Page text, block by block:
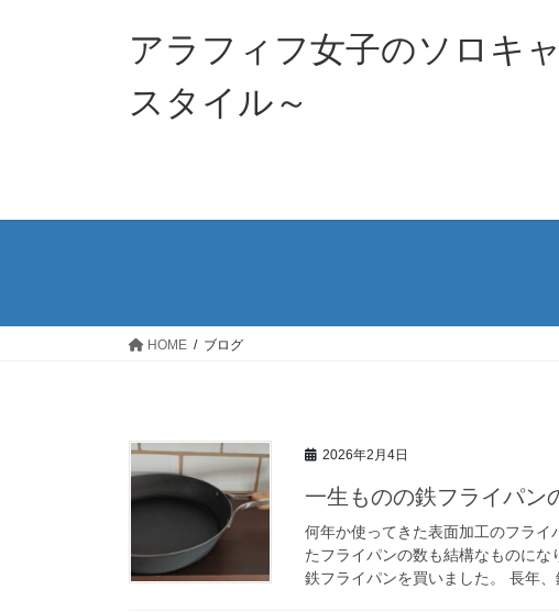
ッ
移
アラフィフ女子のソロキ
スタイル～
HOME ブログ
2026年2月4日
一生ものの鉄フライパン
何年か使ってきた表面加工のフライ
たフライパンの数も結構なものに
鉄フライパンを買いました。 長年